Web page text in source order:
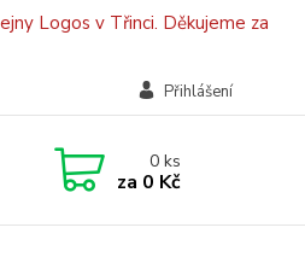
Logos v Třinci. Děkujeme za
Přihlášení
0ks
za 0 Kč